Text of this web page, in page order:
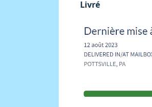
Livré